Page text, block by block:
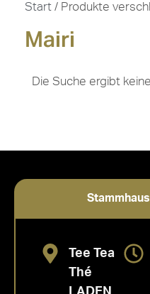
Start / Produkte
Mairi
Die Suche ergibt
Tee Tea
Thé